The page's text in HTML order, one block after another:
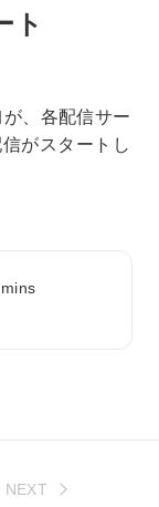
ト
、各配信サー
がスタートし
NEXT